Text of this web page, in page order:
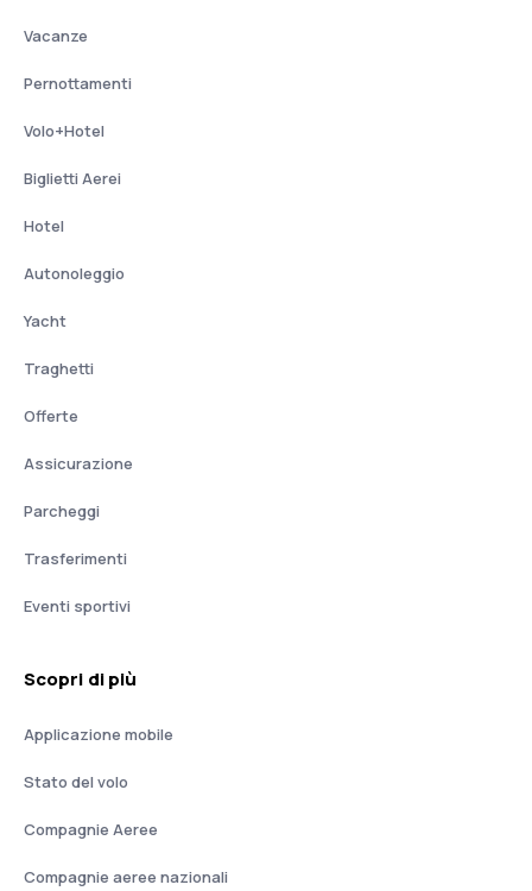
Vacanze
Pernottamenti
Volo+Hotel
Biglietti Aerei
Hotel
Autonoleggio
Yacht
Traghetti
Offerte
Assicurazione
Parcheggi
Trasferimenti
Eventi sportivi
Scopri di più
Applicazione mobile
Stato del volo
Compagnie Aeree
Compagnie aeree nazionali